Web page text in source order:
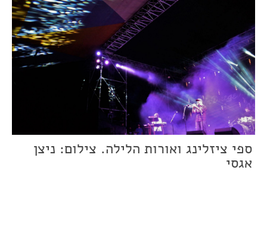
ספי ציזלינג ואורות הלילה. צילום: ניצן
אגסי